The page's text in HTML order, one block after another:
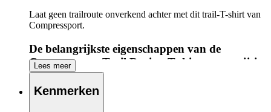
Laat geen trailroute onverkend achter met dit trail-T-shirt van
Compressport.
De belangrijkste eigenschappen van de
Compressport Trail Racing T-shirt op een rijtje:
Shirt voor maximaal comfort en ademend vermogen
Ergonomisch design past zich aan naar je lichaam voor
Lees meer
Kenmerken